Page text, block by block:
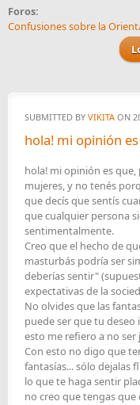
Foros:
Confusiones sobre la
SUBMITTED BY VIKITA ON
hola! mi opinión
hola! mi opinión es
mujeres, y no tenés
que decís que sentís
que cualquier persona
sentimentalmente.
Creo que el hecho de
masturbás podría ser
deberías sentir"
expectativas de la
No olvides que las
puede ser que tu deseo
esto me refiero a no
Con esto no digo que
fantasías... sólo dejalas
lo que te haga sentir
no creo que tengas